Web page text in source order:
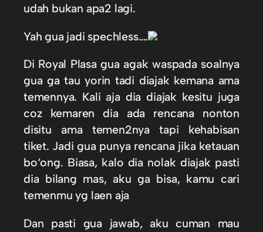
udah bukan apa2 lagi.
Yah gua jadi spechless….
Di Royal Plasa gua agak waspada soalnya
gua ga tau yorin tadi diajak kemana ama
temennya. Kali aja dia diajak kesitu juga
coz kemaren dia ada rencana nonton
disitu ama temen2nya tapi kehabisan
tiket. Jadi gua punya rencana jika ketauan
bo‘ong. Biasa, kalo dia nolak diajak pasti
dia bilang mas, aku ga bisa, kamu cari
temenmu yg laen aja
Dan pasti gua jawab, aku cuman mau